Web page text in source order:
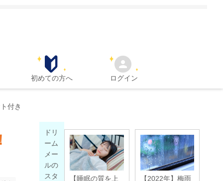
初めての方へ ログイン
付き
ドリ
ーム
メー
ルの
スタ
【睡眠の質を上
【2022年】梅雨